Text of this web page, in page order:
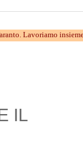
insieme per
IL